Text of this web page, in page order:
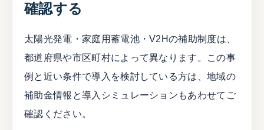
確認する
太陽光発電・家庭用蓄電池・V2Hの補助制度は、
都道府県や市区町村によって異なります。この事
例と近い条件で導入を検討している方は、地域の
補助金情報と導入シミュレーションもあわせてご
確認ください。